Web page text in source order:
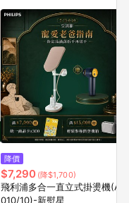
降價
$7,290 (降$1,700)
飛利浦多合一直立式掛燙機(AIS6
010/10)-新熨星